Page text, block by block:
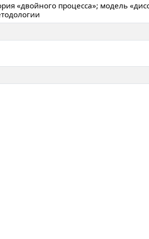
«двойного процесса»; модель